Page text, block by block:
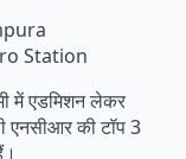
Station
में एडमिशन लेकर
एनसीआर की टॉप 3